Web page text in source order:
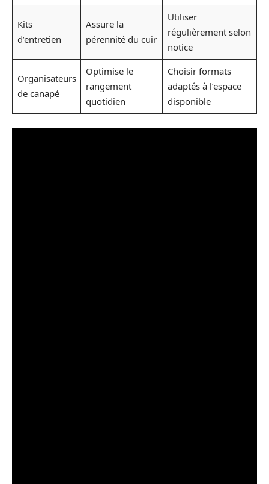
Kits
d’entretien
Assure la
pérennité du cuir
Utiliser
régulièrement selon
notice
Organisateurs
de canapé
Optimise le
rangement
quotidien
Choisir formats
adaptés à l’espace
disponible